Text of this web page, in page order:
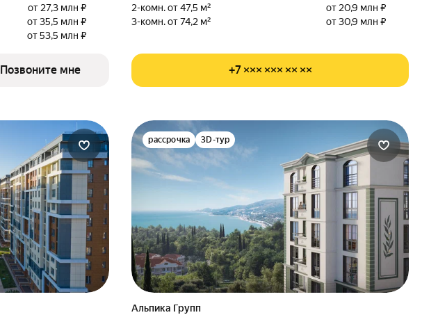
от 27,3 млн ₽
от 35,5 млн ₽
от 53,5 млн ₽
Позвоните мне
2-комн. от 47,5 м²
от 20,9 млн ₽
3-комн. от 74,2 м²
от 30,9 млн ₽
+7 ××× ××× ×× ××
рассрочка 3D-тур
Альпика Групп